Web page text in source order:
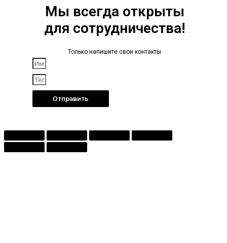
Мы всегда открыты
для сотрудничества!
Только напишите свои контакты
Отправить